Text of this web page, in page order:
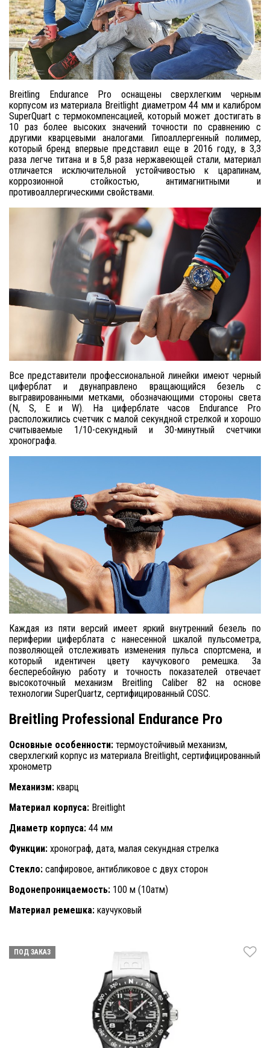
Breitling Endurance Pro оснащены сверхлегким черным
корпусом из материала Breitlight диаметром 44 мм и калибром
SuperQuart с термокомпенсацией, который может достигать в
10 раз более высоких значений точности по сравнению с
другими кварцевыми аналогами. Гипоаллергенный полимер,
который бренд впервые представил еще в 2016 году, в 3,3
раза легче титана и в 5,8 раза нержавеющей стали, материал
отличается исключительной устойчивостью к царапинам,
коррозионной стойкостью, антимагнитными и
противоаллергическими свойствами.
Все представители профессиональной линейки имеют черный
циферблат и двунаправлено вращающийся безель с
выгравированными метками, обозначающими стороны света
(N, S, E и W). На циферблате часов Endurance Pro
расположились счетчик с малой секундной стрелкой и хорошо
считываемые 1/10-секундный и 30-минутный счетчики
хронографа.
Каждая из пяти версий имеет яркий внутренний безель по
периферии циферблата с нанесенной шкалой пульсометра,
позволяющей отслеживать изменения пульса спортсмена, и
который идентичен цвету каучукового ремешка. За
бесперебойную работу и точность показателей отвечает
высокоточный механизм Breitling Caliber 82 на основе
технологии SuperQuartz, сертифицированный COSC.
Breitling Professional Endurance Pro
Основные особенности: термоустойчивый механизм,
сверхлегкий корпус из материала Breitlight, сертифицированный
хронометр
Механизм: кварц
Материал корпуса: Breitlight
Диаметр корпуса: 44 мм
Функции: хронограф, дата, малая секундная стрелка
Стекло: сапфировое, антибликовое с двух сторон
Водонепроницаемость: 100 м (10атм)
Материал ремешка: каучуковый
ПОД ЗАКАЗ